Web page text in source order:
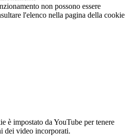
non possono essere
l'elenco nella pagina della cookie
è impostato da YouTube per tenere
dei video incorporati.